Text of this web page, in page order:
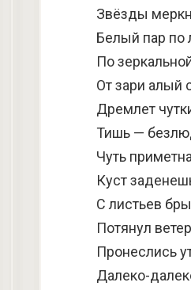
Звёзды
Белый пар по
По
От зари алый
Дремлет
Тишь —
Чуть
Куст
С листьев
Потянул
Пронеслись
Далеко-